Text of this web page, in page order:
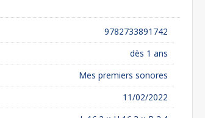
9782733891742
dès 1 ans
Mes premiers sonores
11/02/2022